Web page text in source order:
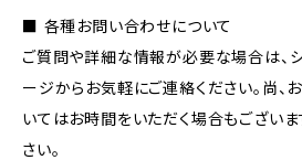
■ 各種お問い合わせについて
ご質問や詳細な情報が必要な場合は、
ージからお気軽にご連絡ください。尚、
いてはお時間をいただく場合もございま
さい。